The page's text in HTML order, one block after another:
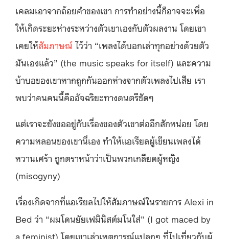
เคลมเอาจากถ้อยคำของเขา การทำอย่างนี้ก็อาจจะเพื่อ
ให้เกิดระยะห่างระหว่างตัวเขาเองกับตัวผลงาน โดยเขา
เคยให้สัมภาษณ์ ไว้ว่า “เพลงได้บอกเล่าทุกอย่างด้วยตัว
มันเองแล้ว” (the music speaks for itself) และความ
บ้าบอของเขาหากถูกกันออกห่างจากตัวเพลงไปเสีย เรา
พบว่าคนคนนี้คืออัจฉริยะทางดนตรีชัดๆ
แต่เราจะยังขออยู่กับเรื่องของตัวเขาต่ออีกสักหน่อย โดย
ความหลอนของเขานี่เอง ทำให้แอเรียลผู้เขียนเพลงได้
หวานเศร้า ถูกตราหน้าว่าเป็นพวกเกลียดผู้หญิง
(misogyny)
เรื่องเกิดจากที่แอเรียลไปให้สัมภาษณ์ในรายการ Alexi in
Bed ว่า “ผมโดนยัยเฟมินิสต์มโนใส่” (I got maced by
a feminist) โดยเขาเล่าเหตุการณ์แปลกๆ ที่ไปเที่ยวกับผู้